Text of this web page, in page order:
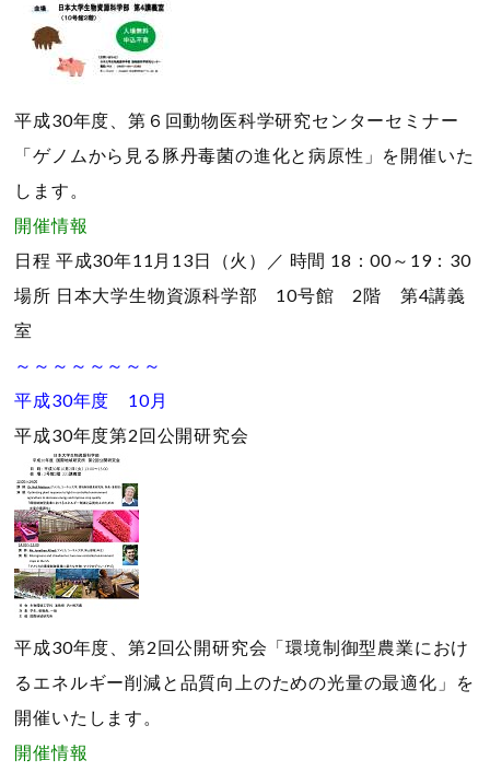
平成30年度、第６回動物医科学研究センターセミナー
「ゲノムから見る豚丹毒菌の進化と病原性」を開催いた
します。
開催情報
日程 平成30年11月13日（火）／ 時間 18：00～19：30
場所 日本大学生物資源科学部 10号館 2階 第4講義
室
～～～～～～～～
平成30年度 10月
平成30年度第2回公開研究会
平成30年度、第2回公開研究会「環境制御型農業におけ
るエネルギー削減と品質向上のための光量の最適化」を
開催いたします。
開催情報